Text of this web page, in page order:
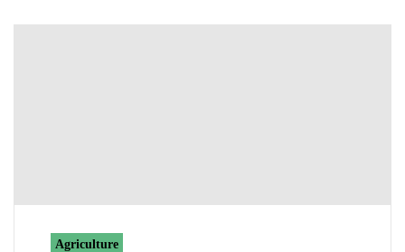
Agriculture